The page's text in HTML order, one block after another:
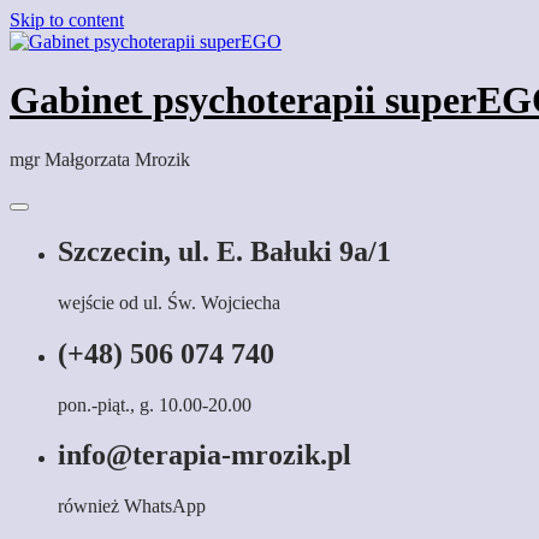
Skip to content
Gabinet psychoterapii
mgr Małgorzata Mrozik
Szczecin, ul. E. Bałuki 9a/1
wejście od ul. Św. Wojciecha
(+48) 506 074 740
pon.-piąt., g. 10.00-20.00
info@terapia-mrozik.pl
również WhatsApp